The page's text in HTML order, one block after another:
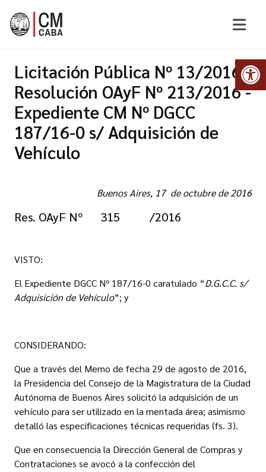
Licitación Pública Nº 13/2016 -
Resolución OAyF Nº 213/2016 -
Expediente CM Nº DGCC
187/16-0 s/ Adquisición de
Vehículo
Buenos Aires, 17 de octubre de 2016
Res. OAyF Nº 315 /2016
VISTO:
El Expediente DGCC Nº 187/16-0 caratulado “D.G.C.C. s/
Adquisición de Vehículo”; y
CONSIDERANDO:
Que a través del Memo de fecha 29 de agosto de 2016,
la Presidencia del Consejo de la Magistratura de la Ciudad
Autónoma de Buenos Aires solicitó la adquisición de un
vehículo para ser utilizado en la mentada área; asimismo
detalló las especificaciones técnicas requeridas (fs. 3).
Que en consecuencia la Dirección General de Compras y
Contrataciones se avocó a la confección del